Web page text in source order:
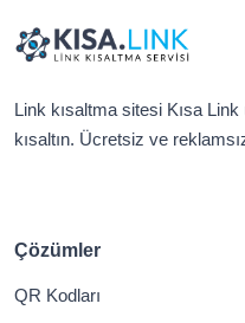
Link kısaltma sitesi Kısa
kısaltın. Ücretsiz ve
Çözümler
QR Kodları